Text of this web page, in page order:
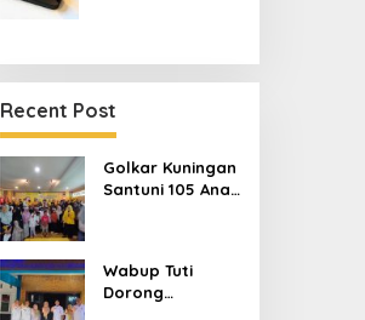
Recent Post
Golkar Kuningan
Santuni 105 Anak
Doakan Partai
Semakin Berjaya
Wabup Tuti
Dorong